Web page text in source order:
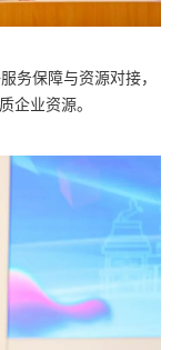
务保障与资源对接，
企业资源。